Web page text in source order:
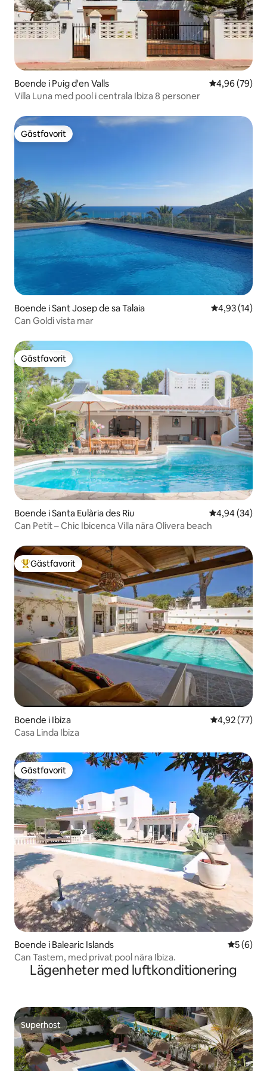
Boende i Puig d'en Valls 4,96 av 5 i
4,96 (79)
Villa Luna med pool i centrala Ibiza 8 personer
Gästfavorit
Gästfavorit
Boende i Sant Josep de sa Talaia 4,93 av 5 i
4,93 (14)
Can Goldi vista mar
Gästfavorit
Gästfavorit
Boende i Santa Eulària des Riu 4,94 av 5 i
4,94 (34)
Can Petit – Chic Ibicenca Villa nära Olivera beach
Populär gästfavorit
Gästfavorit
Boende i Ibiza 4,92 av 5 i
4,92 (77)
Casa Linda Ibiza
Gästfavorit
Gästfavorit
Boende i Balearic Islands 5 av 5 i
5 (6)
Can Tastem, med privat pool nära Ibiza.
Lägenheter med luftkonditionering
Superhost
Superhost